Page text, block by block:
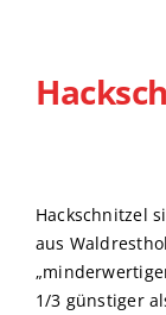
Hackschnitzel
aus
1/3 günstiger